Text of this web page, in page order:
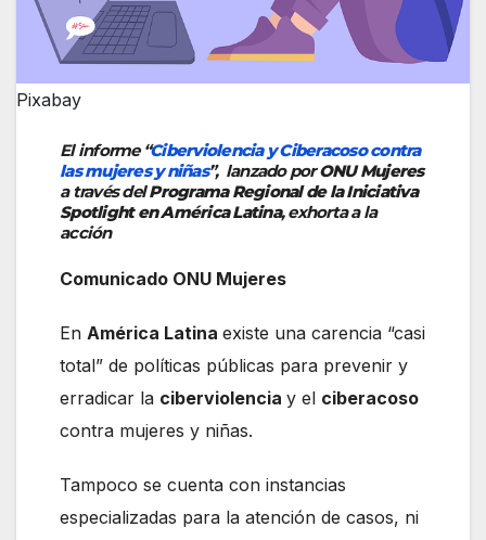
Pixabay
El informe “Ciberviolencia y Ciberacoso contra
las mujeres y niñas”, lanzado porONU Mujeres
a través delPrograma Regional de la Iniciativa
Spotlight en América Latina, exhorta a la
acción
Comunicado ONU Mujeres
En América Latina existe una carencia “casi
total” de políticas públicas para prevenir y
erradicar la ciberviolencia y el ciberacoso
contra mujeres y niñas.
Tampoco se cuenta con instancias
especializadas para la atención de casos, ni